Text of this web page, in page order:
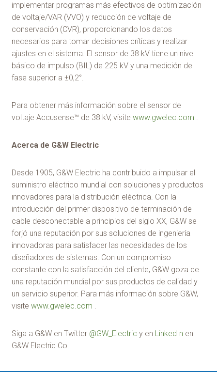
implementar programas más efectivos de optimización
de voltaje/VAR (VVO) y reducción de voltaje de
conservación (CVR), proporcionando los datos
necesarios para tomar decisiones críticas y realizar
ajustes en el sistema. El sensor de 38 kV tiene un nivel
básico de impulso (BIL) de 225 kV y una medición de
fase superior a ±0,2°.
Para obtener más información sobre el sensor de
voltaje Accusense™ de 38 kV, visite www.gwelec.com .
Acerca de G&W Electric
Desde 1905, G&W Electric ha contribuido a impulsar el
suministro eléctrico mundial con soluciones y productos
innovadores para la distribución eléctrica. Con la
introducción del primer dispositivo de terminación de
cable desconectable a principios del siglo XX, G&W se
forjó una reputación por sus soluciones de ingeniería
innovadoras para satisfacer las necesidades de los
diseñadores de sistemas. Con un compromiso
constante con la satisfacción del cliente, G&W goza de
una reputación mundial por sus productos de calidad y
un servicio superior. Para más información sobre G&W,
visite www.gwelec.com .
Siga a G&W en Twitter @GW_Electric y en LinkedIn en
G&W Electric Co.